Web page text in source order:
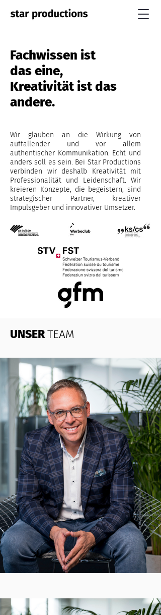
Fachwissen ist
das eine,
Kreativität ist das
andere.
Wir glauben an die Wirkung von
auffallender und vor allem
authentischer Kommunikation. Echt und
anders soll es sein. Bei Star Productions
verbinden wir deshalb Kreativität mit
Professionalität und Leidenschaft. Wir
kreieren Konzepte, die begeistern, sind
strategischer Partner, kreativer
Impulsgeber und innovativer Umsetzer.
UNSERTEAM